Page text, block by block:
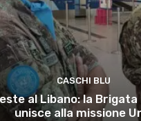
CASCHI BLU
al Libano: la Brigata
unisce alla missione